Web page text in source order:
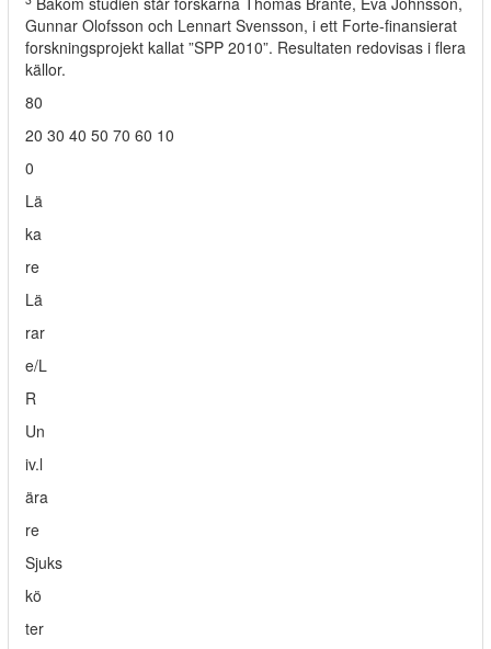
Gunnar Olofsson och Lennart Svensson, i ett Forte-finansierat
forskningsprojekt kallat ”SPP 2010”. Resultaten redovisas i flera
källor.
80
20 30 40 50 70 60 10
0
Lä
ka
re
Lä
rar
e/L
R
Un
iv.l
ära
re
Sjuks
kö
ter